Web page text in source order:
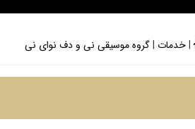
|خدمات |گروه موسیقی نی و دف نوای نی